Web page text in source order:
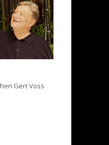
Gert Voss